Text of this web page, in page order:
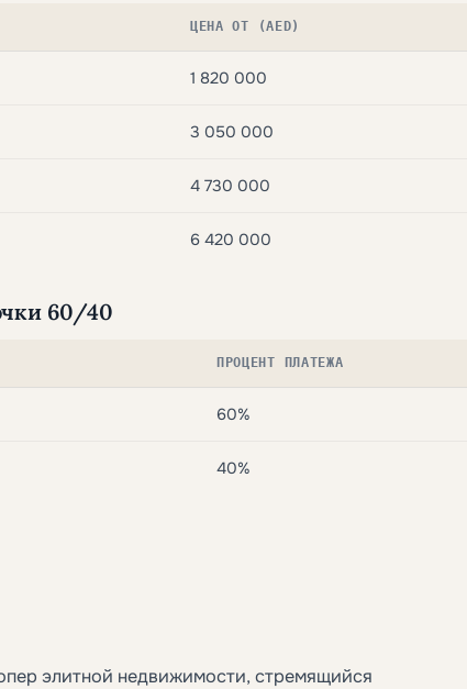
ЦЕНА ОТ (AED)
1 820 000
3 050 000
4 730 000
6 420 000
60/40
ПРОЦЕНТ ПЛАТЕЖА
60%
40%
элитной недвижимости, стремящийся